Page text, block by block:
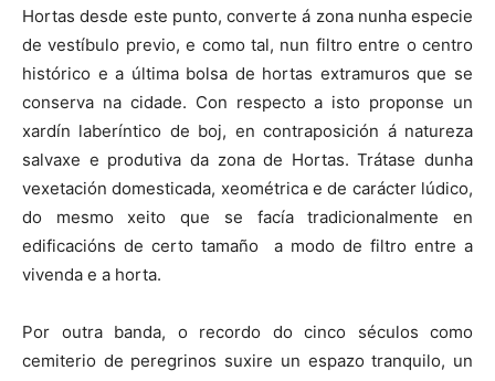
Hortas desde este punto, converte á zona nunha especie
de vestíbulo previo, e como tal, nun filtro entre o centro
histórico e a última bolsa de hortas extramuros que se
conserva na cidade. Con respecto a isto proponse un
xardín laberíntico de boj, en contraposición á natureza
salvaxe e produtiva da zona de Hortas. Trátase dunha
vexetación domesticada, xeométrica e de carácter lúdico,
do mesmo xeito que se facía tradicionalmente en
edificacións de certo tamaño a modo de filtro entre a
vivenda e a horta.
Por outra banda, o recordo do cinco séculos como
cemiterio de peregrinos suxire un espazo tranquilo, un